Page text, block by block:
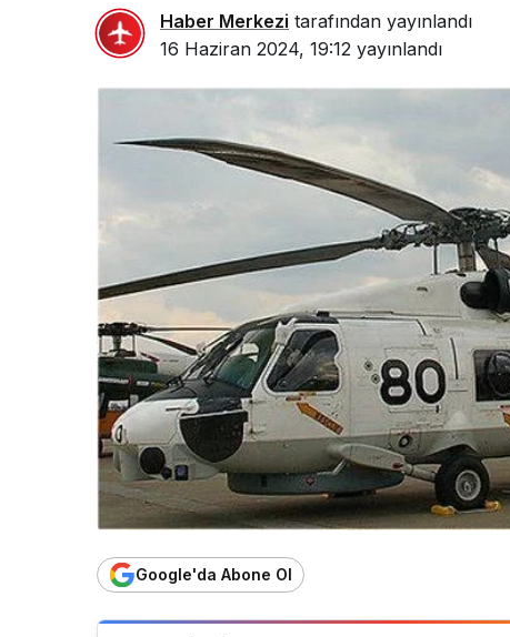
Haber Merkezi tarafından yayınlandı
16 Haziran 2024, 19:12 yayınlandı
Google'da Abone Ol